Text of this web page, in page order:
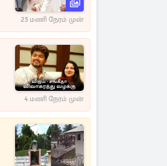
23 மணி நேரம் முன்
4 மணி நேரம் முன்